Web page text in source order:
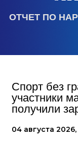
ОТЧЕТ ПО
Спорт без
участники
получили
04 августа 2026,